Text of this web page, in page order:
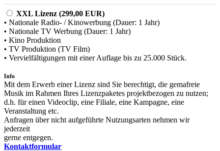
XXL Lizenz (299,00 EUR)
• Nationale Radio- / Kinowerbung (Dauer: 1 Jahr)
• Nationale TV Werbung (Dauer: 1 Jahr)
• Kino Produktion
• TV Produktion (TV Film)
• Vervielfältigungen mit einer Auflage bis zu 25.000 Stück.
Info
Mit dem Erwerb einer Lizenz sind Sie berechtigt, die gemafreie
Musik im Rahmen Ihres Lizenzpaketes projektbezogen zu nutzen;
d.h. für einen Videoclip, eine Filiale, eine Kampagne, eine
Veranstaltung etc.
Anfragen über nicht aufgeführte Nutzungsarten nehmen wir
jederzeit
gerne entgegen.
Kontaktformular